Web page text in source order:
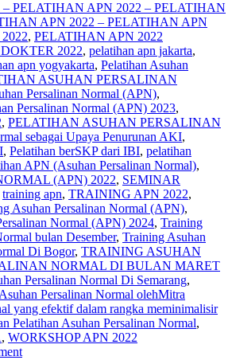
PELATIHAN APN 2022 – PELATIHAN
APN 2022 – PELATIHAN APN
, PELATIHAN APN 2022
2022, pelatihan apn jakarta,
apn yogyakarta, Pelatihan Asuhan
ASUHAN PERSALINAN
Persalinan Normal (APN),
Persalinan Normal (APN) 2023,
, PELATIHAN ASUHAN PERSALINAN
sebagai Upaya Penurunan AKI,
, Pelatihan berSKP dari IBI, pelatihan
APN (Asuhan Persalinan Normal),
(APN) 2022, SEMINAR
training apn, TRAINING APN 2022,
Asuhan Persalinan Normal (APN),
Normal (APN) 2024, Training
bulan Desember, Training Asuhan
Di Bogor, TRAINING ASUHAN
NORMAL DI BULAN MARET
Persalinan Normal Di Semarang,
Persalinan Normal olehMitra
yang efektif dalam rangka meminimalisir
Pelatihan Asuhan Persalinan Normal,
, WORKSHOP APN 2022